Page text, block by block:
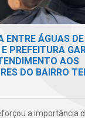
ENTRE ÁGUAS DE
PREFEITURA
AOS
DO BAIRRO
a importância